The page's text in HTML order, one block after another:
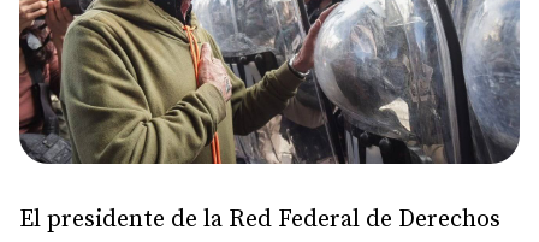
El presidente de la Red Federal de Derechos